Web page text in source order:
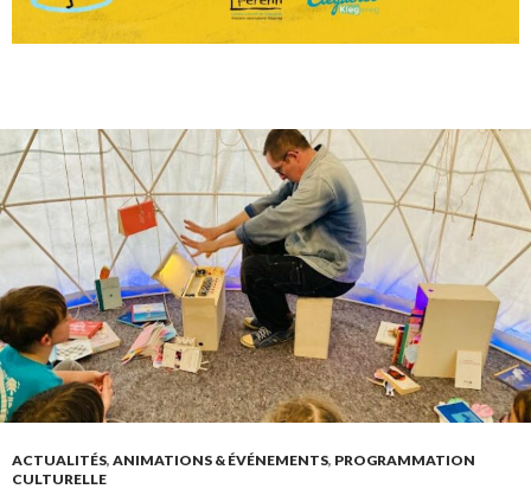
ACTUALITÉS, ANIMATIONS & ÉVÉNEMENTS, PROGRAMMATION
CULTURELLE